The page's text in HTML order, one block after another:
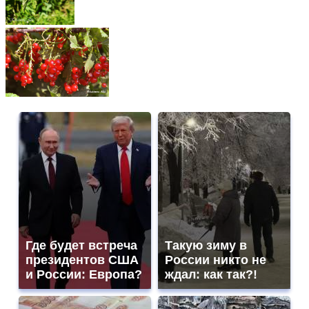
Где будет встреча
президентов США
и России: Европа?
Такую зиму в
России никто не
ждал: как так?!